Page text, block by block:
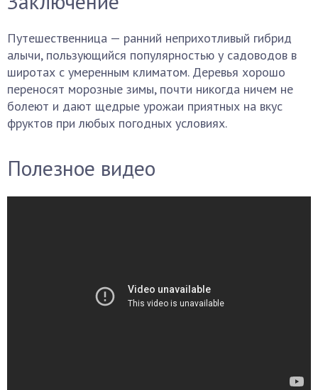
Путешественница — ранний неприхотливый гибрид
алычи, пользующийся популярностью у садоводов в
широтах с умеренным климатом. Деревья хорошо
переносят морозные зимы, почти никогда ничем не
болеют и дают щедрые урожаи приятных на вкус
фруктов при любых погодных условиях.
Полезное видео